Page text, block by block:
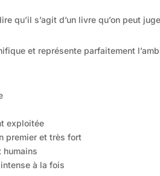
qu’il s’agit d’un livre qu’on peut
et représente parfaitement
exploitée
premier et très fort
humains
à la fois